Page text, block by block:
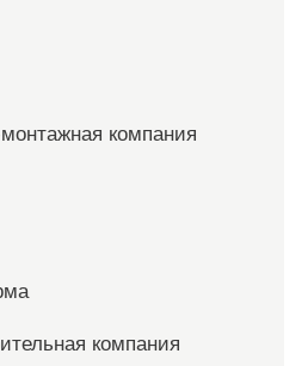
компания
компания